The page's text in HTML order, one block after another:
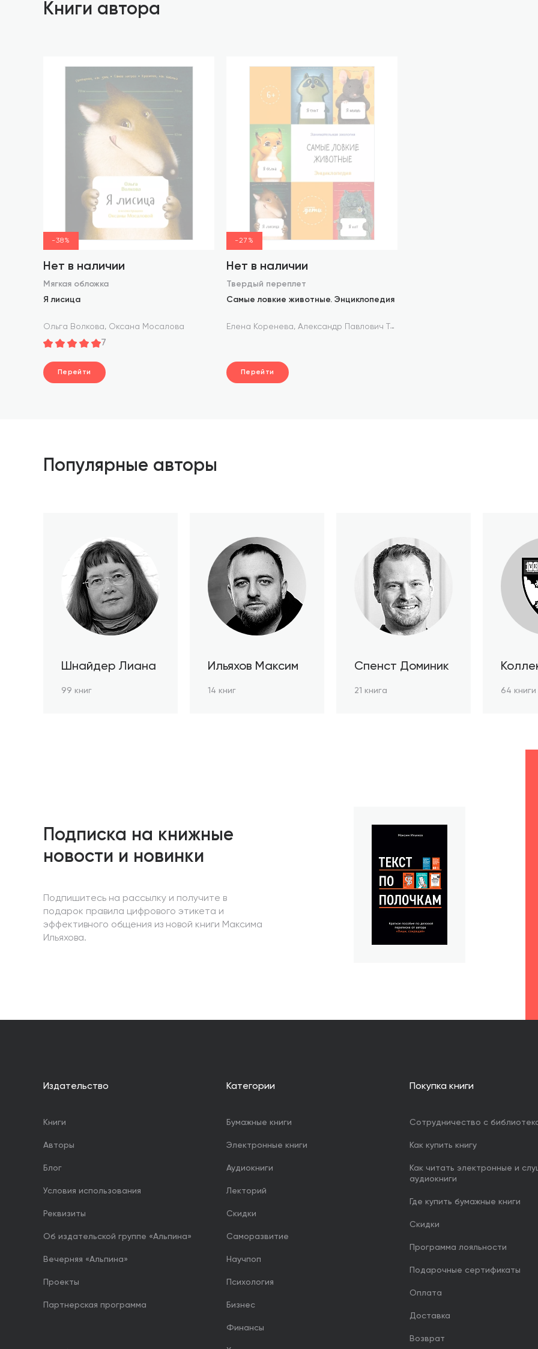
Книги автора
-38%
Нет в наличии
Мягкая обложка
Я лисица
Ольга Волкова, Оксана Мосалова
7
Перейти
-27%
Нет в наличии
Твердый переплет
Самые ловкие животные. Энциклопедия
Елена Коренева, Александр Павлович Тимофеевский
Перейти
Популярные авторы
Шнайдер Лиана
99 книг
Ильяхов Максим
14 книг
Спенст Доминик
21 книга 64 книги
Подписка на книжные
новости и новинки
Подпишитесь на рассылку и получите в
подарок правила цифрового этикета и
эффективного общения из новой книги Максима
Ильяхова.
Издательство
Книги
Авторы
Блог
Условия использования
Реквизиты
Об издательской группе «Альпина»
Вечерняя «Альпина»
Проекты
Партнерская программа
Категории
Бумажные книги
Электронные книги
Аудиокниги
Лекторий
Скидки
Саморазвитие
Научпоп
Психология
Бизнес
Финансы
Покупка книги
Сотрудничество с
Как купить книгу
Как читать электронные и
аудиокниги
Где купить бумажные книги
Скидки
Программа лояльности
Подарочные сертификаты
Оплата
Доставка
Возврат